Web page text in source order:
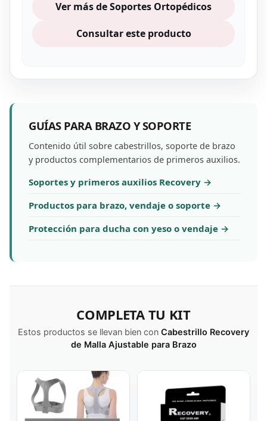
Ver más de Soportes Ortopédicos
Consultar este producto
GUÍAS PARA BRAZO Y SOPORTE
Contenido útil sobre cabestrillos, soporte de brazo
y productos complementarios de primeros auxilios.
Soportes y primeros auxilios Recovery →
Productos para brazo, vendaje o soporte →
Protección para ducha con yeso o vendaje →
COMPLETA TU KIT
Estos productos se llevan bien con Cabestrillo Recovery
de Malla Ajustable para Brazo